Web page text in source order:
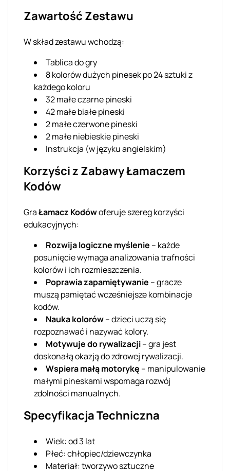
Zawartość Zestawu
W skład zestawu wchodzą:
Tablica do gry
8 kolorów dużych pinesek po 24 sztuki z
każdego koloru
32 małe czarne pineski
42 małe białe pineski
2 małe czerwone pineski
2 małe niebieskie pineski
Instrukcja (w języku angielskim)
Korzyści z Zabawy Łamaczem
Kodów
GraŁamacz Kodówoferuje szereg korzyści
edukacyjnych:
Rozwija logiczne myślenie – każde
posunięcie wymaga analizowania trafności
kolorów i ich rozmieszczenia.
Poprawia zapamiętywanie – gracze
muszą pamiętać wcześniejsze kombinacje
kodów.
Nauka kolorów– dzieci uczą się
rozpoznawać i nazywać kolory.
Motywuje do rywalizacji– gra jest
doskonałą okazją do zdrowej rywalizacji.
Wspiera małą motorykę – manipulowanie
małymi pineskami wspomaga rozwój
zdolności manualnych.
Specyfikacja Techniczna
Wiek: od 3 lat
Płeć: chłopiec/dziewczynka
Materiał: tworzywo sztuczne